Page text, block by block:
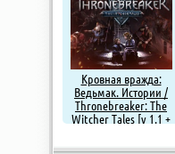
Кровная вражда:
Ведьмак. Истории /
Thronebreaker: The
Witcher Tales [v 1.1 +
RePack от xatab